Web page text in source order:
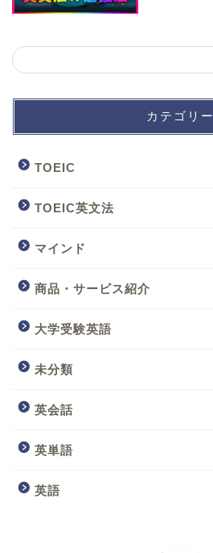
カテゴリー
TOEIC
TOEIC英文法
マインド
商品・サービス紹介
大学受験英語
未分類
英会話
英単語
英語